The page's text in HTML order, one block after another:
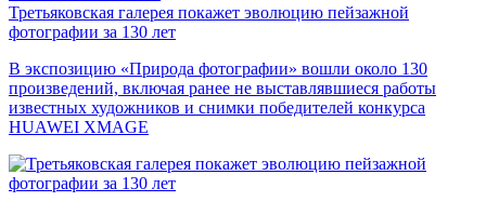
Третьяковская галерея покажет эволюцию пейзажной
фотографии за 130 лет
В экспозицию «Природа фотографии» вошли около 130
произведений, включая ранее не выставлявшиеся работы
известных художников и снимки победителей конкурса
HUAWEI XMAGE